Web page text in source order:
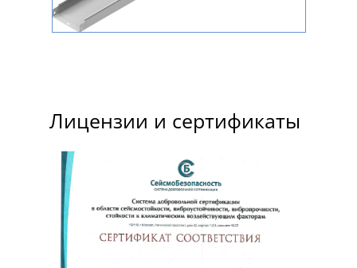
Лицензии и сертификаты